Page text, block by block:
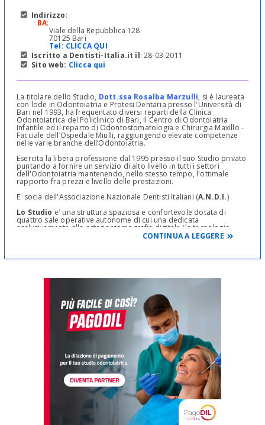
Indirizzo:
BA:
Viale della Repubblica 128
70125 Bari
Tel: CLICCA QUI
Iscritto a Dentisti-Italia.it il: 28-03-2011
Sito web: Clicca qui
La titolare dello Studio, Dott.ssa Rosalba Marzulli, si è laureata
con lode in Odontoiatria e Protesi Dentaria presso l'Università di
Bari nel 1993, ha frequentato diversi reparti della Clinica
Odontoiatrica del Policlinico di Bari, il Centro di Odontoiatria
Infantile ed il reparto di Odontostomatologia e Chirurgia Maxillo -
Facciale dell’Ospedale Miulli, raggiungendo elevate competenze
nelle varie branche dell’Odontoiatria.
Esercita la libera professione dal 1995 presso il suo Studio privato
puntando a fornire un servizio di alto livello in tutti i settori
dell'Odontoiatria mantenendo, nello stesso tempo, l'ottimale
rapporto fra prezzi e livello delle prestazioni.
E' socia dell'Associazione Nazionale Dentisti Italiani (A.N.D.I.)
Lo Studio e' una struttura spaziosa e confortevole dotata di
quattro sale operative autonome di cui una dedicata
esclusivamente alla ortopantomografia digitale (la tecnologia
digitale consente di analizzare in tempo reale la radiografia
Durante le attività chirurgiche, protesiche, endodontiche e
esercita con grande passione ed indiscutibile professionalità il
proprio lavoro) sono:
La costante partecipazione del Personale a corsi di
aggiornamento e congressi.
L'elevato standard qualitativo dei servizi offerti.
La conformità a tutta la normativa vigente in termini di
sicurezza e igiene sul luogo di lavoro.
Lo Studio è, inoltre, convenzionato (in forma diretta o indiretta)
con Compagnie Assicurative, Enti Pubblici e Privati, Istituti di
Credito e Banche, Cral, Associazioni di Categoria, Casse Mutue,
Fondi Sanitari Integrativi.
CONTINUA A LEGGERE